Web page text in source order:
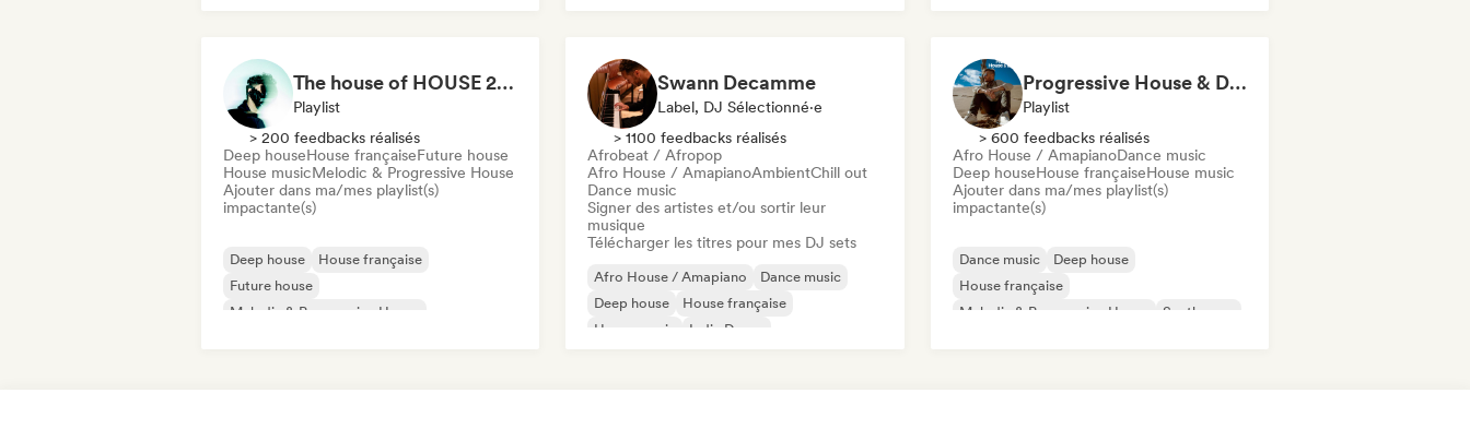
The house of HOUSE 2026 🏠 (by J.Rooms)
Playlist
> 200 feedbacks réalisés
Deep houseHouse françaiseFuture house
House musicMelodic & Progressive House
Ajouter dans ma/mes playlist(s)
impactante(s)
Deep house
House française
Future house
Melodic & Progressive House
Swann Decamme
Label, DJ Sélectionné·e
> 1100 feedbacks réalisés
Afrobeat / Afropop
Afro House / AmapianoAmbientChill out
Dance music
Signer des artistes et/ou sortir leur
musique
Télécharger les titres pour mes DJ sets
Afro House / Amapiano
Dance music
Deep house
House française
House music
Indie Dance
Progressive House & Dance
Playlist
> 600 feedbacks réalisés
Afro House / AmapianoDance music
Deep houseHouse françaiseHouse music
Ajouter dans ma/mes playlist(s)
impactante(s)
Dance music
Deep house
House française
Melodic & Progressive House
Synthwave